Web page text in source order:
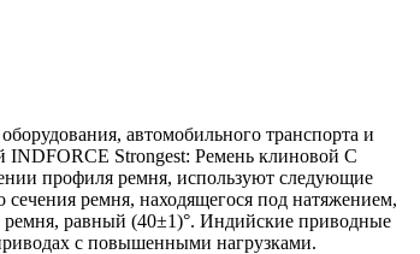
автомобильного транспорта и
INDFORCE Strongest: Ремень клиновой С
профиля ремня, используют следующие
ремня, находящегося под натяжением,
равный (40±1)°. Индийские приводные
с повышенными нагрузками.